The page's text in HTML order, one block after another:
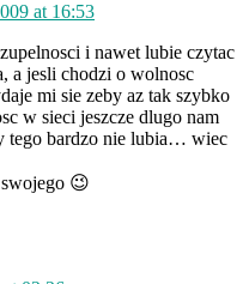
at 16:53
i nawet lubie czytac
a jesli chodzi o wolnosc
mi sie zeby az tak szybko
w sieci jeszcze dlugo nam
tego bardzo nie lubia… wiec
😉